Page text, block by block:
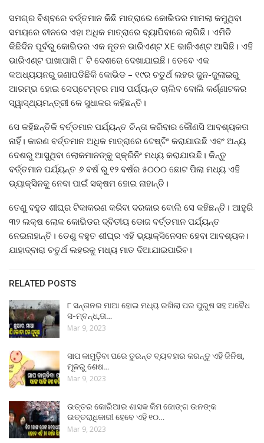
ସମଗ୍ର ବିଶ୍ବରେ ବର୍ତ୍ତମାନ କିଛି ମାତ୍ରାରେ କୋଭିଡର ମାମଲା କମୁଥିବା
ସମୟରେ ଚୀନରେ ଏହା ଅଧିକ ମାତ୍ରାରେ ବ୍ୟାପିବାରେ ଲାଗିଛି। ଏମିତି
କିଛିଦିନ ପୂର୍ବରୁ କୋଭିଡର ଏକ ନୂତନ ଭାରିଏଣ୍ଟ XE ଭାରିଏଣ୍ଟ ଆସିଛି। ଏହି
ଭାରିଏଣ୍ଟ ପାଖାପାଖି ୮ ଟି ଦେଶରେ ଦେଖାଯାଇଛି। ତେବେ ଏକ
କଅଧ୍ୟୟନରୁ ଜଣାପଡିଛିକି କୋଭିଡ – ୧୯ର ଚତୁର୍ଥ ଲହର ଜୁନ-ଜୁଲାଇରୁ
ଆରମ୍ଭ ହୋଇ ସେପ୍ଟେମ୍ବର ମାସ ପର୍ଯ୍ୟନ୍ତ ଚାଲିବ ବୋଲି କର୍ଣ୍ଣାଟକର
ସ୍ୱାସ୍ଥ୍ୟମନ୍ତ୍ରୀ କେ ସୁଧାକର କହିଛନ୍ତି।
⁠ସେ କହିଛନ୍ତିକି ବର୍ତ୍ତମାନ ପର୍ଯ୍ୟନ୍ତ ଚିନ୍ତା କରିବାର କୌଣସି ଆବଶ୍ୟକତା
ନାହିଁ। କାରଣ ବର୍ତ୍ତମାନ ଅଧିକ ମାତ୍ରାରେ ଟେଷ୍ଟିଂ କରାଯାଉଛି ଏବଂ ଅନ୍ୟ
ଦେଶରୁ ଆସୁଥିବା ଲୋକମାନଙ୍କୁ ସ୍କ୍ରିନିଂ ମଧ୍ୟ କରାଯାଉଛି। କିନ୍ତୁ
ବର୍ତ୍ତମାନ ପର୍ଯ୍ୟନ୍ତ ୬ ବର୍ଷ ରୁ ୧୨ ବର୍ଷର ୫୦୦୦ ଛୋଟ ପିଲା ମଧ୍ୟ ଏହି
ଭ୍ୟାକ୍ସିନକୁ ନେବା ପାଇଁ ସକ୍ଷମ ହୋଇ ନାହାନ୍ତି।
ତେଣୁ ବହୁତ ଶୀଘ୍ର ଟିକାକରଣ କରିବା ଦରକାର ବୋଲି ସେ କହିଛନ୍ତି। ଆହୁରି
୩୨ ଲକ୍ଷ ଲୋକ କୋଭିଡର ଦ୍ବିତୀୟ ଡୋଜ ବର୍ତ୍ତମାନ ପର୍ଯ୍ୟନ୍ତ
ନେଇନାହାନ୍ତି। ତେଣୁ ବହୁତ ଶୀଘ୍ର ଏହି ଭ୍ୟାକ୍ସିନେସନ ହେବା ଆବଶ୍ୟକ।
ଯାହାଦ୍ବାରା ଚତୁର୍ଥ ଲହରକୁ ମଧ୍ୟ ମାତ ଦିଆଯାଇପାରିବ।
RELATED POSTS
୮ ସନ୍ତାନର ମାଆ ହୋଇ ମଧ୍ୟ ରଖିଲା ପର ପୁରୁଷ ସହ ଅବୈଧ
ସ-ମ୍ବନ୍ଧ,ତା…
Mar 9, 2023
ସାପ କାମୁଡ଼ିବା ପରେ ତୁରନ୍ତ ବ୍ୟବହାର କରନ୍ତୁ ଏହି ଜିନିଷ,
ମୂଳରୁ ଶେଷ…
Mar 9, 2023
ଉତ୍ତର କୋରିଆର ଶାସକ କିମ ଜୋଙ୍ଗ ଉନଙ୍କ
ଉତ୍ତରାଧିକାରୀ ହେବେ ଏହି ୧୦…
Mar 9, 2023